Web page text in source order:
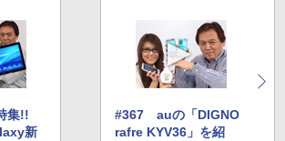
集!!
新
#367 auの「DIGNO
rafre KYV36」を紹